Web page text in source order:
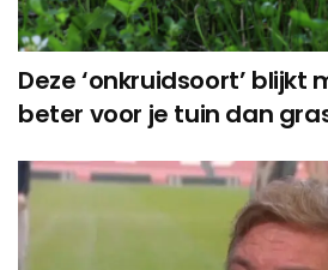
Deze ‘onkruidsoort’ blijkt
beter voor je tuin dan